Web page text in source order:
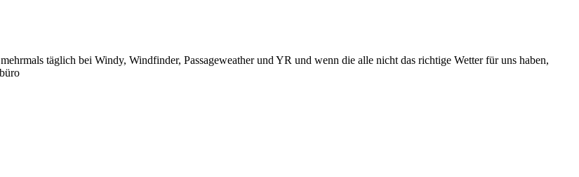
täglich bei Windy, Windfinder, Passageweather und YR und wenn die alle nicht das richtige Wetter für uns haben,